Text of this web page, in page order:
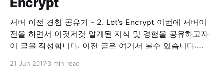
서버 이전 경험 공유기 - 2. Let’s Encrypt 이번에 서버이
전을 하면서 이것저것 알게된 지식 및 경험을 공유하고자
이 글을 작성합니다. 이전 글은 여기서 볼수 있습니다.
21 Jun 20173 min read